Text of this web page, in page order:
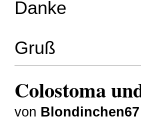
Danke
Gruß
Colostoma
von Blondinchen67